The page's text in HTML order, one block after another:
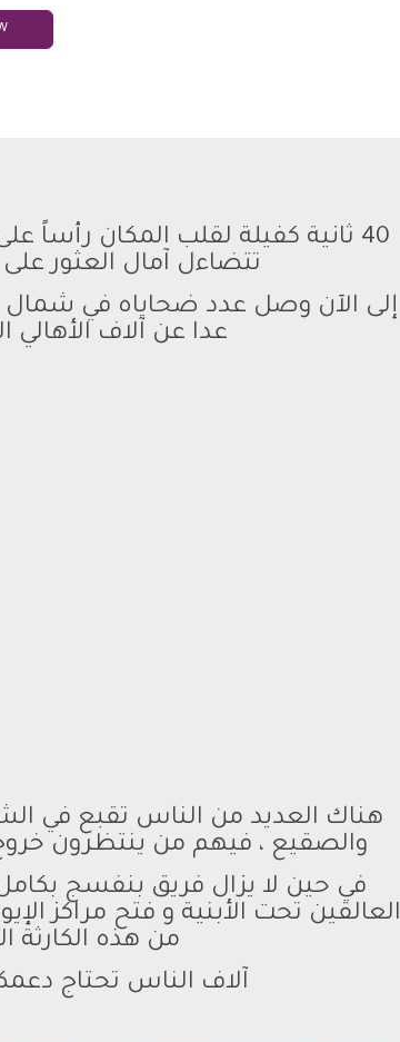
40 ثانية كفيلة لقلب المكان رأساً على عقب،
تتضاءل آمال العثور
عدا عن آلاف الأهالي
هناك العديد من الناس تقبع في
والصقيع ، فيهم من ينتظرون
في حين لا يزال فريق بنفسج
العالقين تحت الأبنية و فتح مراكز
من هذه الكارثة
آلاف الناس تحتاج